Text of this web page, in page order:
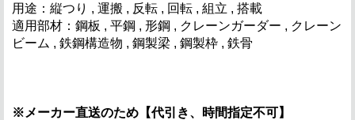
用途：縦つり , 運搬 , 反転 , 回転 , 組立 , 搭載
適用部材：鋼板 , 平鋼 , 形鋼 , クレーンガーダー , クレーン
ビーム , 鉄鋼構造物 , 鋼製梁 , 鋼製枠 , 鉄骨
※メーカー直送のため【代引き、時間指定不可】